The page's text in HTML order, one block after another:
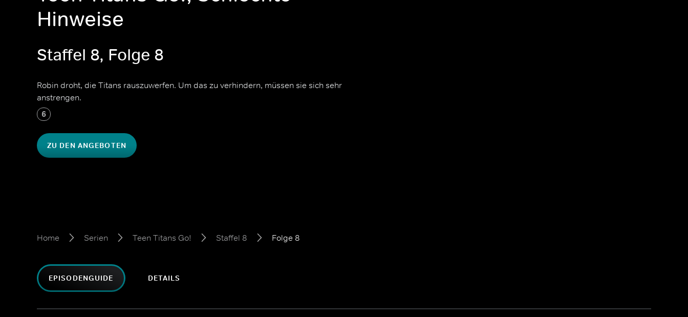
Hinweise
Staffel 8, Folge 8
Robin droht, die Titans rauszuwerfen. Um das zu verhindern, müssen sie sich sehr
anstrengen.
6
ZU DEN ANGEBOTEN
Home Serien Teen Titans Go! Staffel 8 Folge 8
EPISODENGUIDE DETAILS